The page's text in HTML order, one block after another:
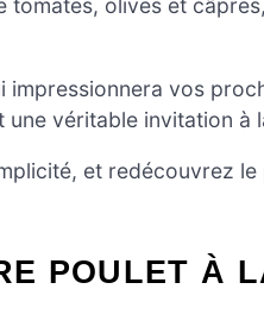
tomates, olives et
vos
véritable invitation à
et redécouvrez
POULET À